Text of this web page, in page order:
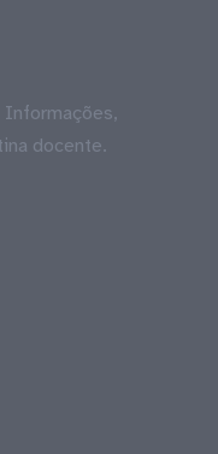
Informações,
docente.